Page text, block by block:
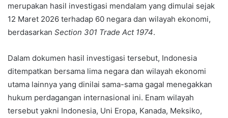
merupakan hasil investigasi mendalam yang dimulai sejak
12 Maret 2026 terhadap 60 negara dan wilayah ekonomi,
berdasarkan Section 301 Trade Act 1974.
Dalam dokumen hasil investigasi tersebut, Indonesia
ditempatkan bersama lima negara dan wilayah ekonomi
utama lainnya yang dinilai sama-sama gagal menegakkan
hukum perdagangan internasional ini. Enam wilayah
tersebut yakni Indonesia, Uni Eropa, Kanada, Meksiko,